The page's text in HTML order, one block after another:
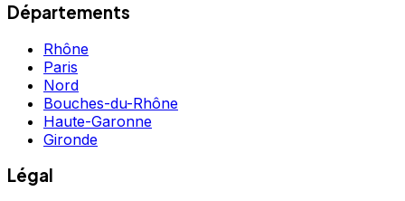
Départements
Rhône
Paris
Nord
Bouches-du-Rhône
Haute-Garonne
Gironde
Légal